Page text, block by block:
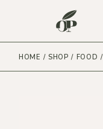
HOME SHOP FOOD